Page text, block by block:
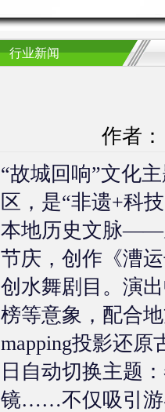
行业新闻
作者
“故城回响”文化
区，是“非遗+科
本地历史文脉——
节庆，创作《漕
创水舞剧目。演
榜等意象，配合
mapping投影还
日自动切换主题
镜……不仅吸引游